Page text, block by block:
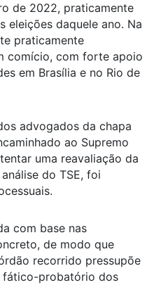
de 2022, praticamente
eleições daquele ano. Na
praticamente
comício, com forte apoio
em Brasília e no Rio de
advogados da chapa
ao Supremo
uma reavaliação da
do TSE, foi
com base nas
de modo que
recorrido pressupõe
fático-probatório dos